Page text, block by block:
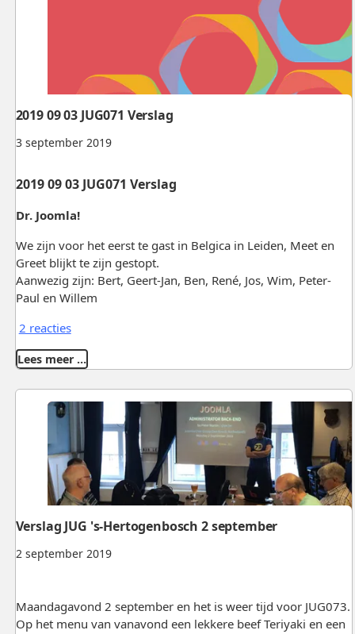
3 september 2019
2019 09 03 JUG071 Verslag
2019 09 03 JUG071 Verslag
Dr. Joomla!
We zijn voor het eerst te gast in Belgica in Leiden, Meet en
Greet blijkt te zijn gestopt.
Aanwezig zijn: Bert, Geert-Jan, Ben, René, Jos, Wim, Peter-
Paul en Willem
2 reacties
Lees meer …
2 september 2019
Verslag JUG 's-Hertogenbosch 2 september
Maandagavond 2 september en het is weer tijd voor JUG073.
Op het menu van vanavond een lekkere beef Teriyaki en een